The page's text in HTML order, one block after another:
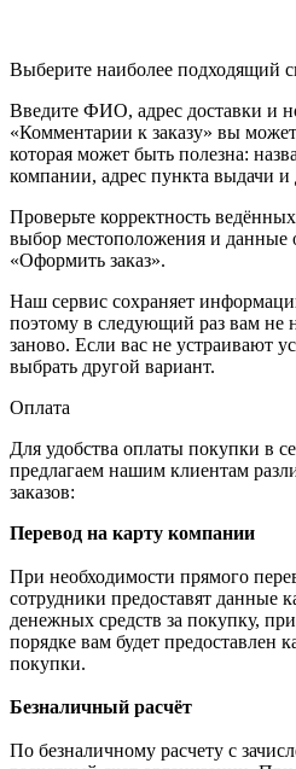
Выберите наиболее подходящий
Введите ФИО, адрес доставки и
«Комментарии к заказу» вы
которая может быть полезна:
компании, адрес пункта выдачи и
Проверьте корректность
выбор местоположения и данные
«Оформить заказ».
Наш сервис сохраняет
поэтому в следующий раз вам не
заново. Если вас не устраивают
выбрать другой вариант.
Оплата
Для удобства оплаты покупки
предлагаем нашим клиентам
заказов:
Перевод на карту компании
При необходимости прямого
сотрудники предоставят данные
денежных средств за покупку,
порядке вам будет предоставлен
покупки.
Безналичный расчёт
По безналичному расчету с